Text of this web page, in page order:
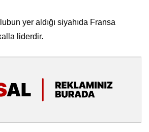
yer aldığı siyahıda Fransa
liderdir.